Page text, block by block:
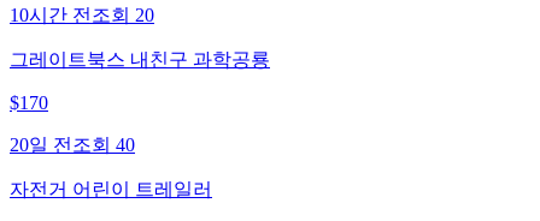
10시간 전 조회 20
그레이트북스 내친구 과학공룡
$170
20일 전 조회 40
자전거 어린이 트레일러